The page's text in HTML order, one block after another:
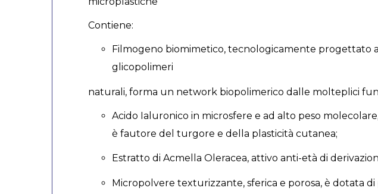
Contiene:
Filmogeno biomimetico, tecnologicamente progettato
glicopolimeri
naturali, forma un network biopolimerico dalle molteplici
Acido Ialuronico in microsfere e ad alto peso
è fautore del turgore e della plasticità cutanea;
Estratto di Acmella Oleracea, attivo anti-età di
Micropolvere texturizzante, sferica e porosa, è dotata